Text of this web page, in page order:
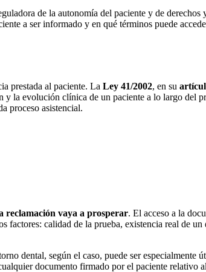
de la autonomía del paciente y de derechos
a ser informado y en qué términos puede
prestada al paciente. La Ley 41/2002, en su
la evolución clínica de un paciente a lo largo del
proceso asistencial.
reclamación vaya a prosperar. El acceso a la
calidad de la prueba, existencia real de un
dental, según el caso, puede ser especialmente
documento firmado por el paciente relativo